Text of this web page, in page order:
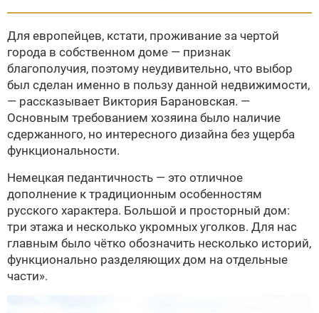
Для европейцев, кстати, проживание за чертой
города в собственном доме — признак
благополучия, поэтому неудивительно, что выбор
был сделан именно в пользу данной недвижимости,
— рассказывает Виктория Барановская. —
Основным требованием хозяина было наличие
сдержанного, но интересного дизайна без ущерба
функциональности.
Немецкая педантичность — это отличное
дополнение к традиционным особенностям
русского характера. Большой и просторный дом:
три этажа и несколько укромных уголков. Для нас
главным было чётко обозначить несколько историй,
функционально разделяющих дом на отдельные
части».